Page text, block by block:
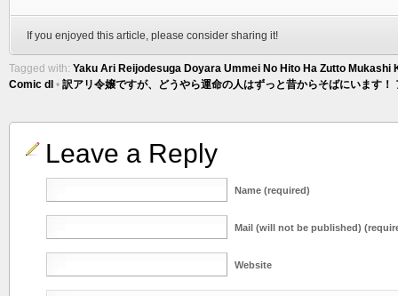
If you enjoyed this article, please consider sharing it!
Tagged with: Yaku Ari Reijodesuga Doyara Ummei No Hito Ha Zutto Mukashi
Comic dl • 訳アリ令嬢ですが、どうやら運命の人はずっと昔からそばにいます
Leave a Reply
Name (required)
Mail (will not be published)
Website